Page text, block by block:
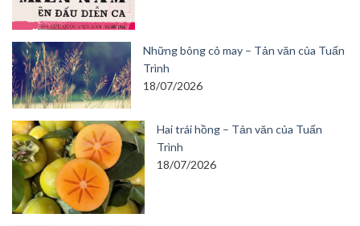
Những bông cỏ may – Tản văn của Tuấn
Trình
18/07/2026
Hai trái hồng – Tản văn của Tuấn
Trình
18/07/2026